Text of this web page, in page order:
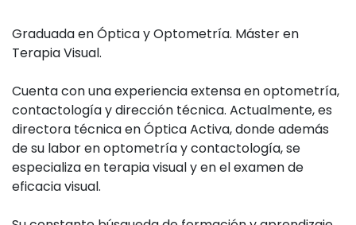
Graduada en Óptica y Optometría. Máster en
Terapia Visual.
Cuenta con una experiencia extensa en optometría,
contactología y dirección técnica. Actualmente, es
directora técnica en Óptica Activa, donde además
de su labor en optometría y contactología, se
especializa en terapia visual y en el examen de
eficacia visual.